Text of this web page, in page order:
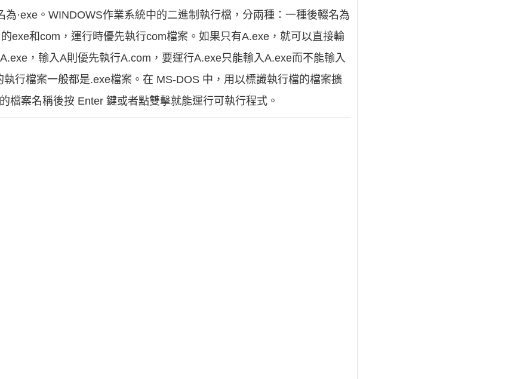
·exe。WINDOWS作業系統中的二進制執行檔，分兩種：一種後輟名為
exe和com，運行時優先執行com檔案。如果只有A.exe，就可以直接輸
，輸入A則優先執行A.com，要運行A.exe只能輸入A.exe而不能輸入
行檔案一般都是.exe檔案。在 MS-DOS 中，用以標識執行檔的檔案擴
檔案名稱後按 Enter 鍵或者點雙擊就能運行可執行程式。